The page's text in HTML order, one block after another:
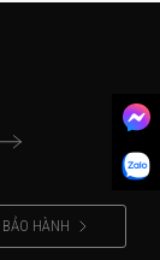
HÀNH